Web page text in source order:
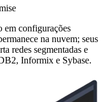
em configurações
na nuvem; seus
redes segmentadas e
Informix e Sybase.